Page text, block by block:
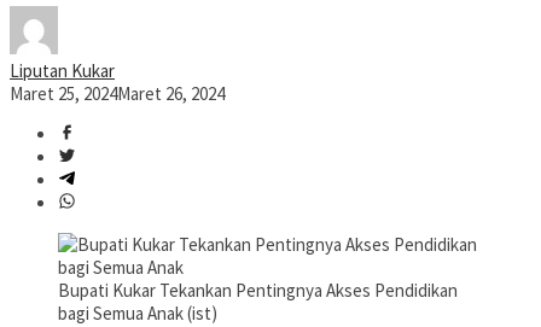
Liputan Kukar
Maret 25, 2024Maret 26, 2024
Bupati Kukar Tekankan Pentingnya Akses Pendidikan
bagi Semua Anak (ist)